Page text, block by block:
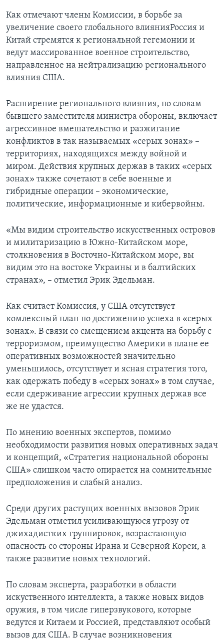
Как отмечают члены Комиссии, в борьбе за
увеличение своего глобального влиянияРоссия и
Китай стремятся к региональной гегемонии и
ведут массированное военное строительство,
направленное на нейтрализацию регионального
влияния США.
Расширение регионального влияния, по словам
бывшего заместителя министра обороны, включает
агрессивное вмешательство и разжигание
конфликтов в так называемых «серых зонах» –
территориях, находящихся между войной и
миром. Действия крупных держав в таких «серых
зонах» также сочетают в себе военные и
гибридные операции – экономические,
политические, информационные и кибервойны.
«Мы видим строительство искусственных островов
и милитаризацию в Южно-Китайском море,
столкновения в Восточно-Китайском море, вы
видим это на востоке Украины и в балтийских
странах», – отметил Эрик Эдельман.
Как считает Комиссия, у США отсутствует
комлексный план по достижению успеха в «серых
зонах». В связи со смещением акцента на борьбу с
терроризмом, преимущество Америки в плане ее
оперативных возможностей значительно
уменьшилось, отсутствует и ясная стратегия того,
как одержать победу в «серых зонах» в том случае,
если сдерживание агрессии крупных держав все
же не удастся.
По мнению военных экспертов, помимо
необходимости развития новых оперативных задач
и концепций, «Стратегия национальной обороны
США» слишком часто опирается на сомнительные
предположения и слабый анализ.
Среди других растущих военных вызовов Эрик
Эдельман отметил усиливающуюся угрозу от
джихадистких группировок, возрастающую
опасность со стороны Ирана и Северной Кореи, а
также развитие новых технологий.
По словам эксперта, разработки в области
искуственного интеллекта, а также новых видов
оружия, в том числе гиперзвукового, которые
ведутся и Китаем и Россией, представляют особый
вызов для США. В случае возникновения